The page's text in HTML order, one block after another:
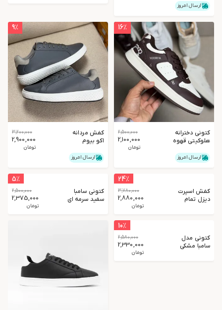
ارسال امروز
16٪
کتونی دخترانه
هلوکیتی قهوه
2,500,000
2,100,000
تومان
ارسال امروز
9٪
کفش مردانه
اکو بیوم
3,200,000
2,900,000
تومان
ارسال امروز
24٪
کفش اسپرت
دیزل تمام
3,780,000
2,880,000
تومان
5٪
کتونی سامبا
سفید سرمه ای
2,500,000
2,375,000
تومان
10٪
کتونی مدل
سامبا مشکی
2,580,000
2,330,000
تومان